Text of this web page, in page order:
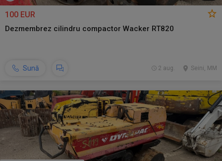
100 EUR
Dezmembrez cilindru compactor Wacker RT820
Sună Seini, MM
2 aug.